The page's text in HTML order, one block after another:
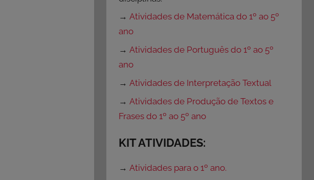
→Atividades de Matemática do 1º ao 5º
ano
→Atividades de Português do 1º ao 5º
ano
→Atividades de Interpretação Textual
→Atividades de Produção de Textos e
Frases do 1º ao 5º ano
KIT ATIVIDADES:
→Atividades para o 1º ano.